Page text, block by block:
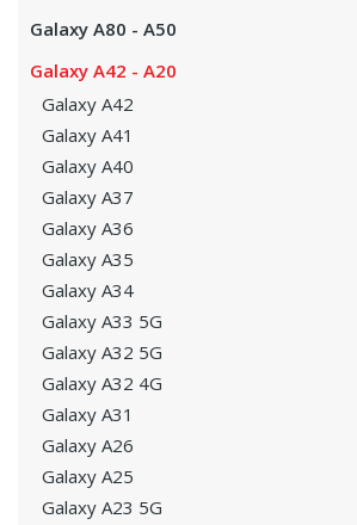
Galaxy A80 - A50
Galaxy A42 - A20
Galaxy A42
Galaxy A41
Galaxy A40
Galaxy A37
Galaxy A36
Galaxy A35
Galaxy A34
Galaxy A33 5G
Galaxy A32 5G
Galaxy A32 4G
Galaxy A31
Galaxy A26
Galaxy A25
Galaxy A23 5G